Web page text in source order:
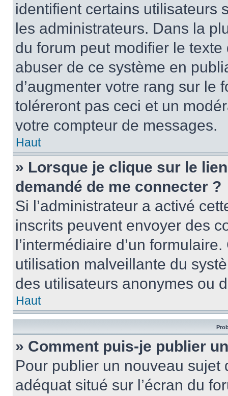
identifient certains utilisateurs
les administrateurs. Dans la
du forum peut modifier le
abuser de ce système en
d’augmenter votre rang sur le
toléreront pas ceci et un
votre compteur de messages.
Haut
» Lorsque je clique sur le
demandé de me connecter ?
Si l’administrateur a activé
inscrits peuvent envoyer des
l’intermédiaire d’un
utilisation malveillante du
des utilisateurs anonymes ou
Haut
» Comment puis-je publier
Pour publier un nouveau
adéquat situé sur l’écran du